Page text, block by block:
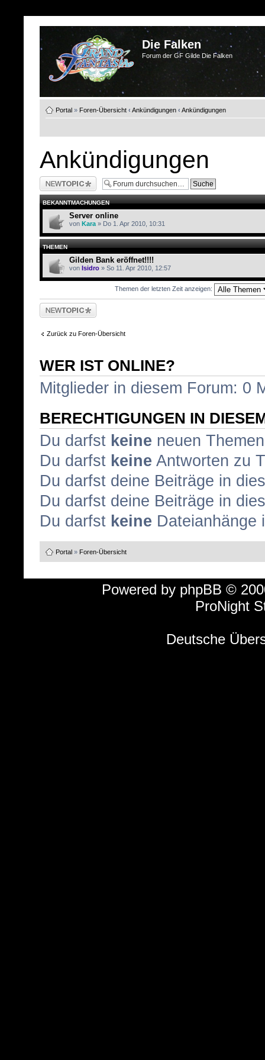
Die Falken
Forum der GF Gilde Die Falken
Portal » Foren-Übersicht ‹ Ankündigungen ‹ Ankündigungen
Ankündigungen
Neues Thema
erstellen
BEKANNTMACHUNGEN
Server online
von Kara » Do 1. Apr 2010, 10:31
THEMEN
Gilden Bank eröffnet!!!!
von Isidro » So 11. Apr 2010, 12:57
Themen der letzten Zeit anzeigen:
Neues Thema
erstellen
Zurück zu Foren-Übersicht
WER IST ONLINE?
Mitglieder in diesem Forum: 0
BERECHTIGUNGEN IN
Du darfst keine neuen
Du darfst keine Antworten zu
Du darfst deine Beiträge in
Du darfst deine Beiträge in
Du darfst keine Dateianhänge
Portal » Foren-Übersicht
Powered by phpBB ©
ProNight
Deutsche